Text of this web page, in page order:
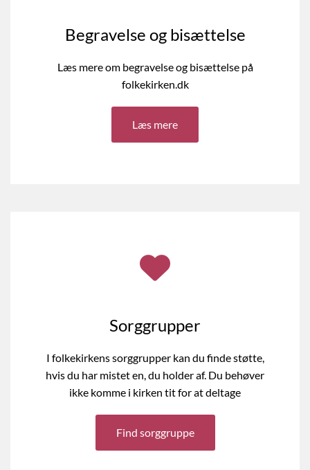
Begravelse og bisættelse
Læs mere om begravelse og bisættelse på
folkekirken.dk
Læs mere
Sorggrupper
I folkekirkens sorggrupper kan du finde støtte,
hvis du har mistet en, du holder af. Du behøver
ikke komme i kirken tit for at deltage
Find sorggruppe